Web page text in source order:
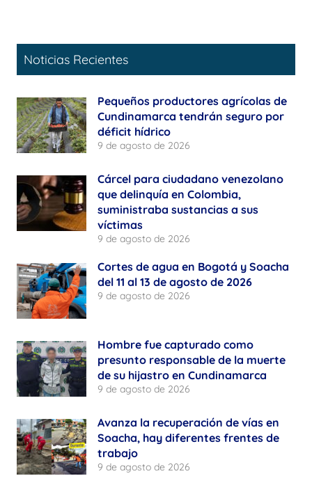
Noticias Recientes
Pequeños productores agrícolas de
Cundinamarca tendrán seguro por
déficit hídrico
9 de agosto de 2026
Cárcel para ciudadano venezolano
que delinquía en Colombia,
suministraba sustancias a sus
víctimas
9 de agosto de 2026
Cortes de agua en Bogotá y Soacha
del 11 al 13 de agosto de 2026
9 de agosto de 2026
Hombre fue capturado como
presunto responsable de la muerte
de su hijastro en Cundinamarca
9 de agosto de 2026
Avanza la recuperación de vías en
Soacha, hay diferentes frentes de
trabajo
9 de agosto de 2026